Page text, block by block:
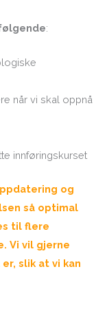
:
når vi skal oppnå
innføringskurset
og
så optimal
til flere
Vi vil gjerne
slik at vi kan